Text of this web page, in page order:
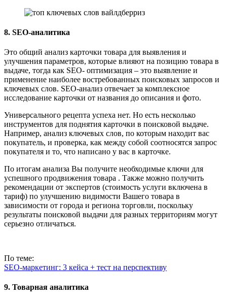
8. SEO-аналитика
Это общий анализ карточки товара для выявления и
улучшения параметров, которые влияют на позицию товара в
выдаче, тогда как SEO- оптимизация – это выявление и
применение наиболее востребованных поисковых запросов и
ключевых слов. SEO-анализ отвечает за комплексное
исследование карточки от названия до описания и фото.
Универсального рецепта успеха нет. Но есть несколько
инструментов для поднятия карточки в поисковой выдаче.
Например, анализ ключевых слов, по которым находит вас
покупатель, и проверка, как между собой соотносятся запрос
покупателя и то, что написано у вас в карточке.
По итогам анализа Вы получите необходимые ключи для
успешного продвижения товара . Также можно получить
рекомендации от экспертов (стоимость услуги включена в
тариф) по улучшению видимости Вашего товара в
зависимости от города и региона торговли, поскольку
результаты поисковой выдачи для разных территориям могут
серьезно отличаться.
По теме:
SEO-маркетинг: 3 кейса + тест на перспективу
9. Товарная аналитика